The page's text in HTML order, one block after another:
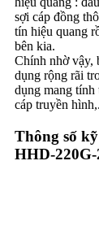
sợi cáp đồng
tín hiệu quang
bên kia.
Chính nhờ vậy,
dụng rộng rãi
dụng mang
cáp truyền
Thông số
HHD-220G-